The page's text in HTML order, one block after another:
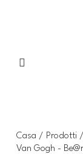
Casa / Prodotti /
Van Gogh -